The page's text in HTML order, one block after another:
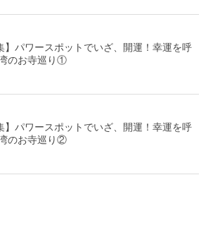
】パワースポットでいざ、開運！幸運を呼
のお寺巡り①
】パワースポットでいざ、開運！幸運を呼
のお寺巡り②